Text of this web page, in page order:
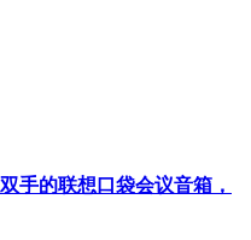
手的联想口袋会议音箱，